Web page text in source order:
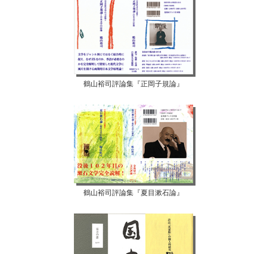
鶴山裕司評論集『正岡子規論』
鶴山裕司評論集『夏目漱石論』